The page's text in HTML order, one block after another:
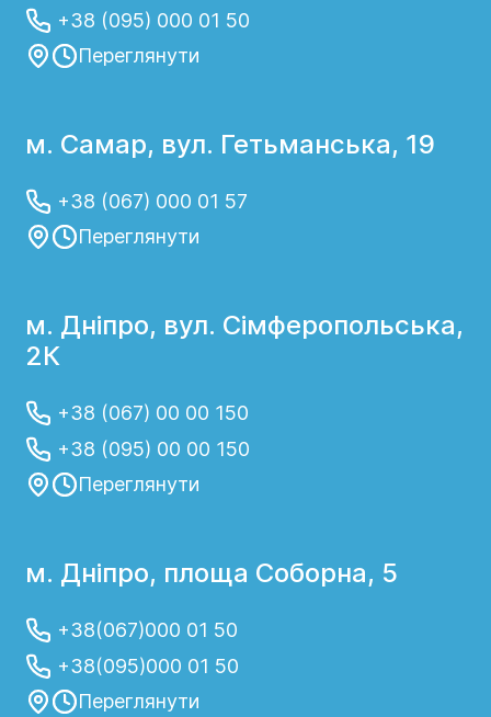
+38 (095) 000 01 50
Переглянути
м. Самар, вул. Гетьманська, 19
+38 (067) 000 01 57
Переглянути
м. Дніпро, вул. Сімферопольська,
2К
+38 (067) 00 00 150
+38 (095) 00 00 150
Переглянути
м. Дніпро, площа Соборна, 5
+38(067)000 01 50
+38(095)000 01 50
Переглянути